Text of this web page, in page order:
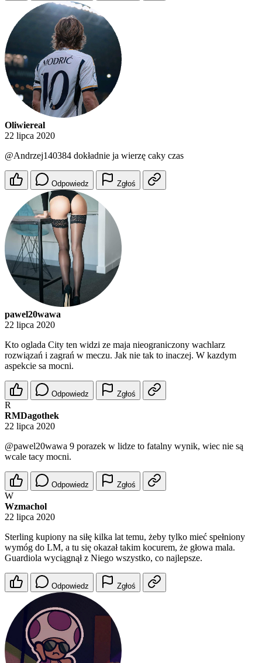
Oliwiereal
22 lipca 2020
@Andrzej140384 dokładnie ja wierzę caky czas
Odpowiedz Zgłoś
pawel20wawa
22 lipca 2020
Kto oglada City ten widzi ze maja nieograniczony wachlarz
rozwiązań i zagrań w meczu. Jak nie tak to inaczej. W kazdym
aspekcie sa mocni.
Odpowiedz Zgłoś
R
RMDagothek
22 lipca 2020
@pawel20wawa 9 porazek w lidze to fatalny wynik, wiec nie są
wcale tacy mocni.
Odpowiedz Zgłoś
W
Wzmachol
22 lipca 2020
Sterling kupiony na siłę kilka lat temu, żeby tylko mieć spełniony
wymóg do LM, a tu się okazał takim kocurem, że głowa mala.
Guardiola wyciągnął z Niego wszystko, co najlepsze.
Odpowiedz Zgłoś